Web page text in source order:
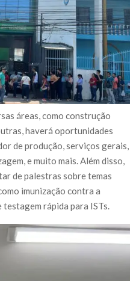
áreas, como construção
haverá oportunidades
de produção, serviços gerais,
e muito mais. Além disso,
de palestras sobre temas
imunização contra a
rápida para ISTs.